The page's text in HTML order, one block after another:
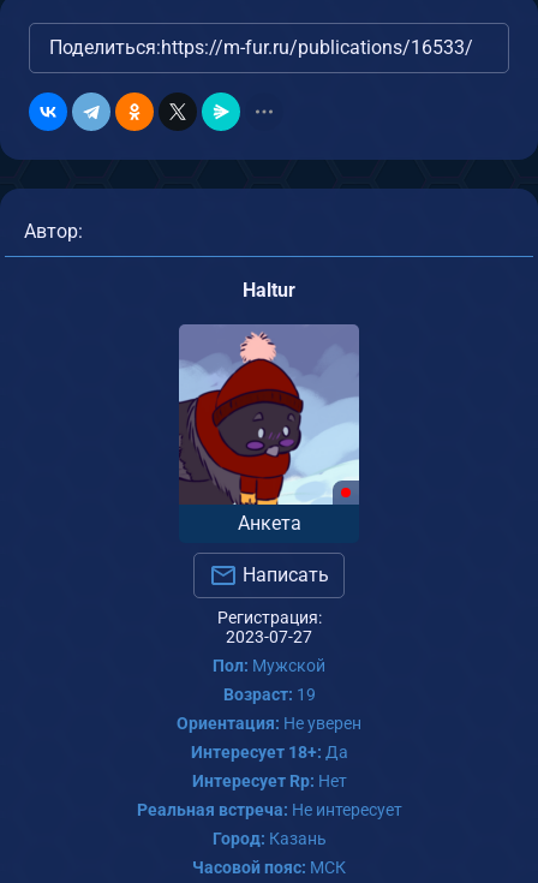
Поделиться:https://m-fur.ru/publications/16533/
Автор:
Haltur
Анкета
Написать
Регистрация:
2023-07-27
Пол: Мужской
Возраст: 19
Ориентация: Не уверен
Интересует 18+: Да
Интересует Rp: Нет
Реальная встреча: Не интересует
Город: Казань
Часовой пояс: МСК